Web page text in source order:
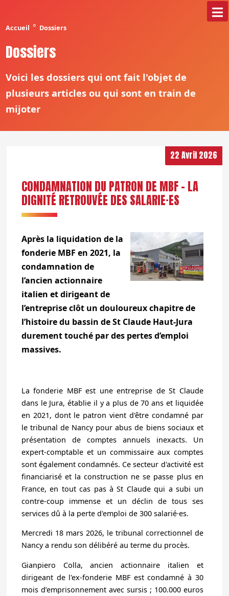
Accueil ° Dossiers
Dossiers
Voici les dossiers qui ont fait l'objet de
plusieurs articles ou qui sont en train de
mijoter
22 Avril 2026
CONDAMNATION DU PATRON DE MBF – LA
DIGNITÉ RETROUVÉE DES SALARIE·ES
Après la liquidation de la
fonderie MBF en 2021, la
condamnation de
l’ancien actionnaire
italien et dirigeant de
l’entreprise clôt un douloureux chapitre de
l’histoire du bassin de St Claude Haut-Jura
durement touché par des pertes d’emploi
massives.
La fonderie MBF est une entreprise de St Claude
dans le Jura, établie il y a plus de 70 ans et liquidée
en 2021, dont le patron vient d'être condamné par
le tribunal de Nancy pour abus de biens sociaux et
présentation de comptes annuels inexacts. Un
expert-comptable et un commissaire aux comptes
sont également condamnés. Ce secteur d'activité est
financiarisé et la construction ne se passe plus en
France, en tout cas pas à St Claude qui a subi un
contre-coup immense et un déclin de tous ses
services dû à la perte d'emploi de 300 salarié·es.
Mercredi 18 mars 2026, le tribunal correctionnel de
Nancy a rendu son délibéré au terme du procès.
Gianpiero Colla, ancien actionnaire italien et
dirigeant de l'ex-fonderie MBF est condamné à 30
mois d’emprisonnement avec sursis ; 100.000 euros